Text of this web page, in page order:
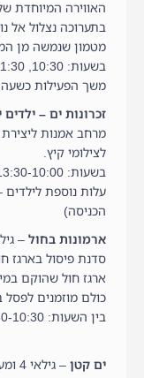
האווירה המיוחדת
בתערוכה נצלול אל
מטמון שנמשה מן
בשעות: 10:30, 11:30, 12:30, 13:30
משך הפעילות
זכרונות ים – ילדים
מרחב אמנות ליצירת
לצילומי קיץ.
בשעות: 13:30-10:00
הכניסה)
ארמונות בחול– גילאי 4
סדנת פיסול בארגז
ארגז חול שהוקם
כולם מוזמנים לפסל
בין השעות: 14:30-10:30 (ההשתתפות כלולה בכרטיס הכניסה)
ים קטן– גילאי 4 ומעלה